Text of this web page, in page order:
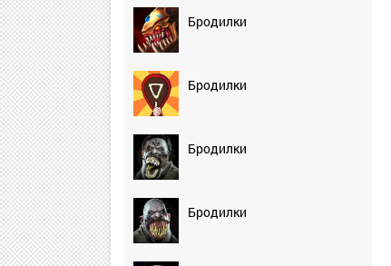
Бродилки
Бродилки
Бродилки
Бродилки